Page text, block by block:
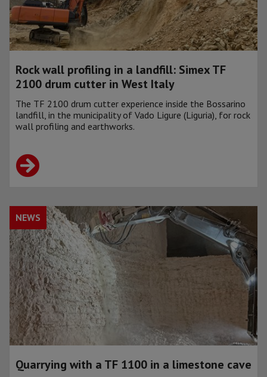
Rock wall profiling in a landfill: Simex TF
2100 drum cutter in West Italy
The TF 2100 drum cutter experience inside the Bossarino
landfill, in the municipality of Vado Ligure (Liguria), for rock
wall profiling and earthworks.
Quarrying with a TF 1100 in a limestone cave
NEWS